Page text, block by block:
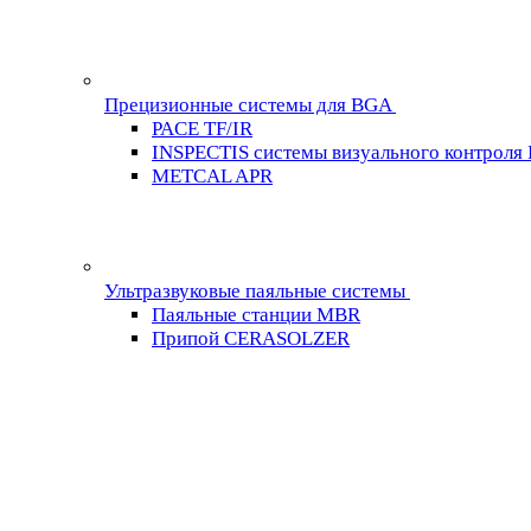
Прецизионные системы для BGA
PACE TF/IR
INSPECTIS системы визуального контроля
METCAL APR
Ультразвуковые паяльные системы
Паяльные станции MBR
Припой CERASOLZER